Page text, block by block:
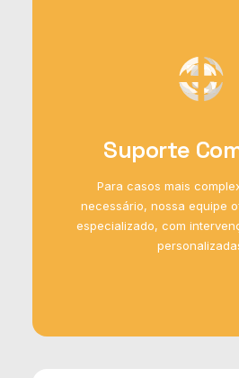
Suporte
Para casos mais
necessário, nossa equipe
especializado, com